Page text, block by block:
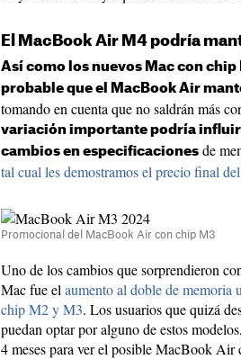
El MacBook Air M4 podría
Así como los nuevos Mac con
probable que el MacBook Air
tomando en cuenta que no saldrán más
variación importante podría
cambios en especificaciones de
tal cual les demostramos el precio final
Promocional del MacBook Air con chip M3
Uno de los cambios que sorprendieron
Mac fue el aumento al doble de
chip M2 y M3. Los usuarios que quizá
puedan optar por alguno de estos
4 meses para ver el posible MacBook Air